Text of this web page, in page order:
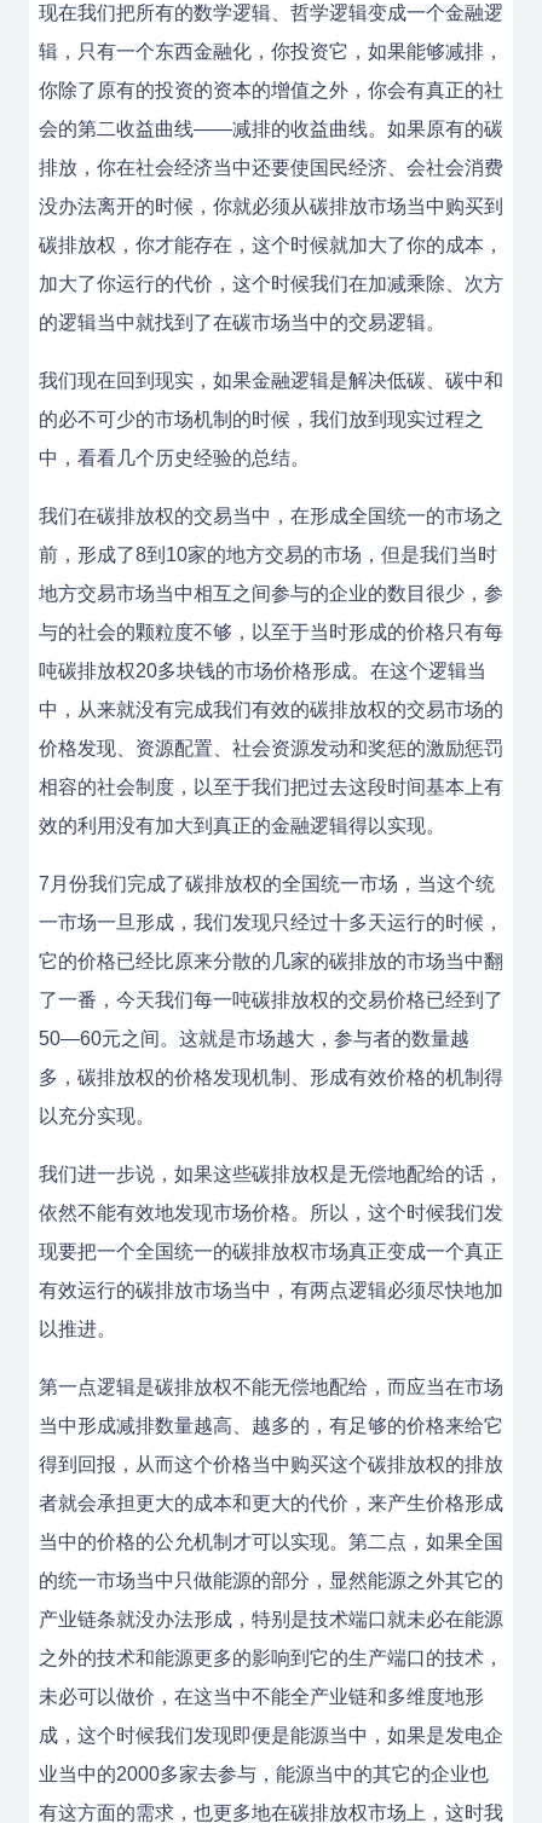
现在我们把所有的数学逻辑、哲学逻辑变成一个金融逻
辑，只有一个东西金融化，你投资它，如果能够减排，
你除了原有的投资的资本的增值之外，你会有真正的社
会的第二收益曲线——减排的收益曲线。如果原有的碳
排放，你在社会经济当中还要使国民经济、会社会消费
没办法离开的时候，你就必须从碳排放市场当中购买到
碳排放权，你才能存在，这个时候就加大了你的成本，
加大了你运行的代价，这个时候我们在加减乘除、次方
的逻辑当中就找到了在碳市场当中的交易逻辑。
我们现在回到现实，如果金融逻辑是解决低碳、碳中和
的必不可少的市场机制的时候，我们放到现实过程之
中，看看几个历史经验的总结。
我们在碳排放权的交易当中，在形成全国统一的市场之
前，形成了8到10家的地方交易的市场，但是我们当时
地方交易市场当中相互之间参与的企业的数目很少，参
与的社会的颗粒度不够，以至于当时形成的价格只有每
吨碳排放权20多块钱的市场价格形成。在这个逻辑当
中，从来就没有完成我们有效的碳排放权的交易市场的
价格发现、资源配置、社会资源发动和奖惩的激励惩罚
相容的社会制度，以至于我们把过去这段时间基本上有
效的利用没有加大到真正的金融逻辑得以实现。
7月份我们完成了碳排放权的全国统一市场，当这个统
一市场一旦形成，我们发现只经过十多天运行的时候，
它的价格已经比原来分散的几家的碳排放的市场当中翻
了一番，今天我们每一吨碳排放权的交易价格已经到了
50—60元之间。这就是市场越大，参与者的数量越
多，碳排放权的价格发现机制、形成有效价格的机制得
以充分实现。
我们进一步说，如果这些碳排放权是无偿地配给的话，
依然不能有效地发现市场价格。所以，这个时候我们发
现要把一个全国统一的碳排放权市场真正变成一个真正
有效运行的碳排放市场当中，有两点逻辑必须尽快地加
以推进。
第一点逻辑是碳排放权不能无偿地配给，而应当在市场
当中形成减排数量越高、越多的，有足够的价格来给它
得到回报，从而这个价格当中购买这个碳排放权的排放
者就会承担更大的成本和更大的代价，来产生价格形成
当中的价格的公允机制才可以实现。第二点，如果全国
的统一市场当中只做能源的部分，显然能源之外其它的
产业链条就没办法形成，特别是技术端口就未必在能源
之外的技术和能源更多的影响到它的生产端口的技术，
未必可以做价，在这当中不能全产业链和多维度地形
成，这个时候我们发现即便是能源当中，如果是发电企
业当中的2000多家去参与，能源当中的其它的企业也
有这方面的需求，也更多地在碳排放权市场上，这时我